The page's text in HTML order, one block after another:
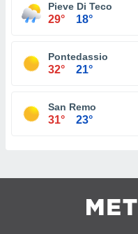
Pieve Di Teco
29° 18°
Pontedassio
32° 21°
San Remo
31° 23°